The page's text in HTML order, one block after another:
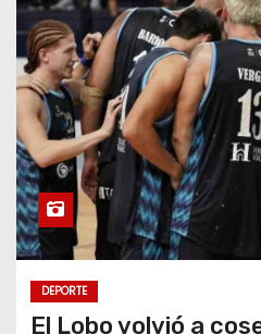
DEPORTE
El Lobo volvió a